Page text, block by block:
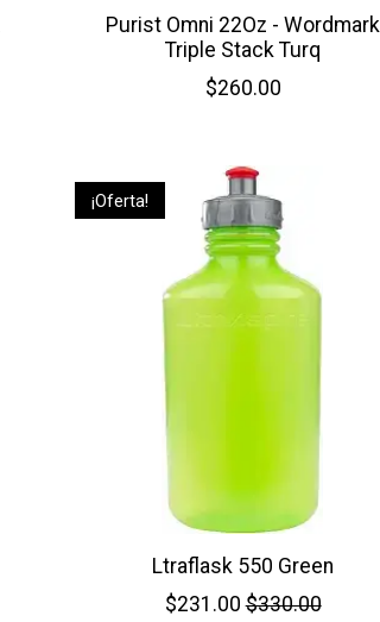
Purist Omni 22Oz - Wordmark
Triple Stack Turq
$260.00
¡Oferta!
Ltraflask 550 Green
$231.00 $330.00